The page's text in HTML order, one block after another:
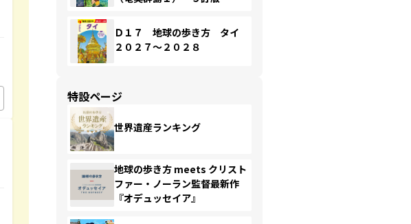
Ｄ１７ 地球の歩き方 タイ
２０２７～２０２８
特設ページ
世界遺産ランキング
地球の歩き方 meets クリスト
ファー・ノーラン監督最新作
『オデュッセイア』